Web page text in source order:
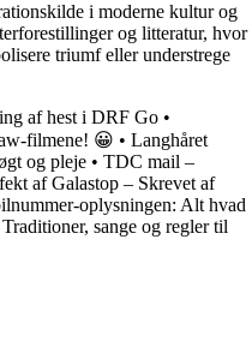
i moderne kultur og
og litteratur, hvor
triumf eller understrege
af hest i DRF Go •
filmene! 😀 • Langhåret
og pleje • TDC mail –
af Galastop – Skrevet af
oplysningen: Alt hvad
sange og regler til